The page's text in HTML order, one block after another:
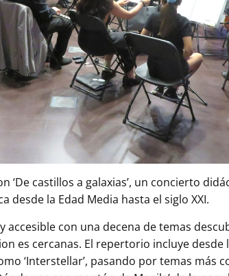
‘De castillos a galaxias’, un concierto
desde la Edad Media hasta el siglo XXI.
accesible con una decena de temas
es cercanas. El repertorio incluye desde
‘Interstellar’, pasando por temas más